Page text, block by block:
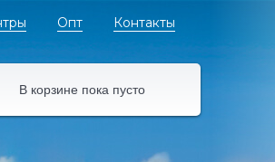
Опт Контакты
В корзине пока пусто